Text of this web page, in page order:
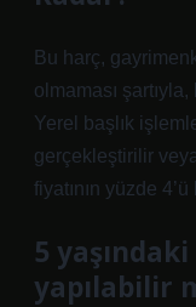
Bu harç,
olmaması
Yerel başlık
gerçekleştirilir
fiyatının yüzde
5
yapılabilir